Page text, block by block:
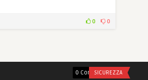
0 0
0 Comments
SICUREZZA